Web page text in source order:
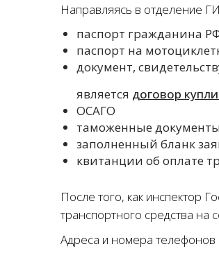
Направляясь в отделение
паспорт гражданина
паспорт на
документ,
является договор
ОСАГО
таможенные
заполненный бланк
квитанции об оплате
После того, как инспектор
транспортного средства на
Адреса и номера